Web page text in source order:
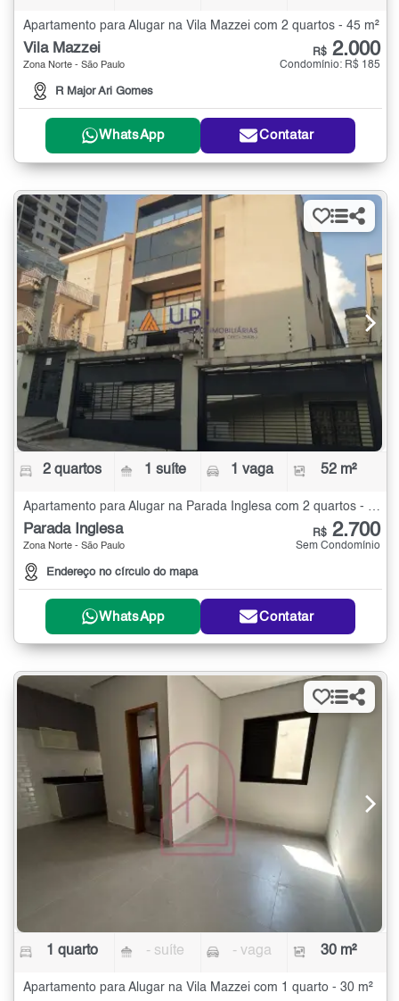
Apartamento para Alugar na Vila Mazzei com 2 quartos - 45 m²
Vila Mazzei
Zona Norte - São Paulo
R Major Ari Gomes
R$ 2.000
Condomínio: R$ 185
WhatsApp Contatar
2 quartos 1 suíte 1 vaga 52 m²
Apartamento para Alugar na Parada Inglesa com 2 quartos - 52 m²
Parada Inglesa
Zona Norte - São Paulo
Endereço no círculo do mapa
R$ 2.700
Sem Condomínio
WhatsApp Contatar
1 quarto - suíte - vaga 30 m²
Apartamento para Alugar na Vila Mazzei com 1 quarto - 30 m²